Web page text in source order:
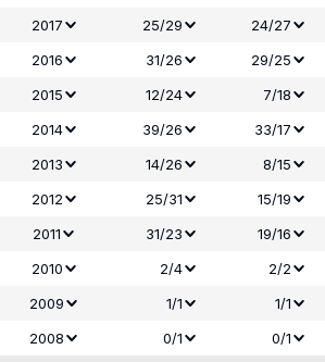
2017
25/29 24/27
2016
31/26 29/25
2015
12/24 7/18
2014
39/26 33/17
2013
14/26 8/15
2012
25/31 15/19
2011
31/23 19/16
2010
2/4 2/2
2009
1/1 1/1
2008 0/1 0/1